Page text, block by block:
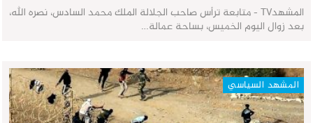
المشهدTV - متابعة ترأس صاحب الجلالة الملك محمد السادس، نصره الله،
بعد زوال اليوم الخميس، بساحة عمالة…
المشهد السياسي